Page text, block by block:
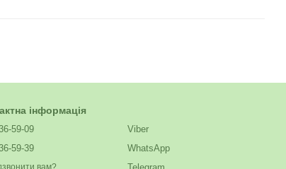
інформація
59-09
59-39
Viber
WhatsApp